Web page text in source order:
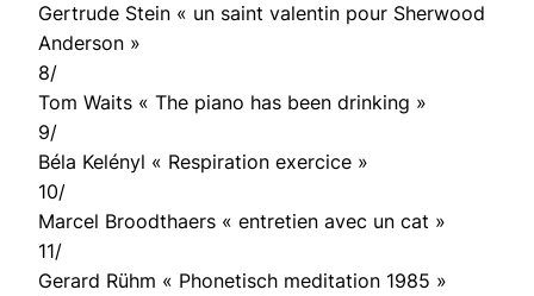
Gertrude Stein « un saint valentin pour Sherwood
Anderson »
8/
Tom Waits « The piano has been drinking »
9/
Béla Kelényl « Respiration exercice »
10/
Marcel Broodthaers « entretien avec un cat »
11/
Gerard Rühm « Phonetisch meditation 1985 »